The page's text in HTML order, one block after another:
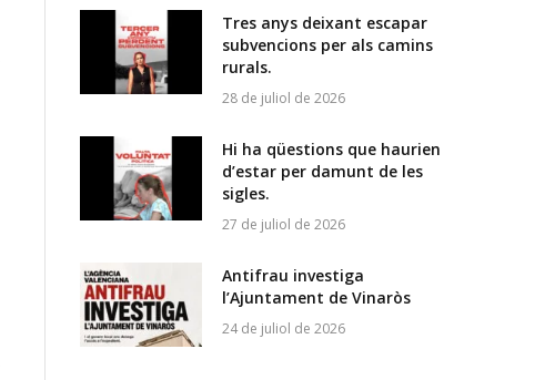
Tres anys deixant escapar
subvencions per als camins
rurals.
28 de juliol de 2026
Hi ha qüestions que haurien
d’estar per damunt de les
sigles.
27 de juliol de 2026
Antifrau investiga
l’Ajuntament de Vinaròs
24 de juliol de 2026